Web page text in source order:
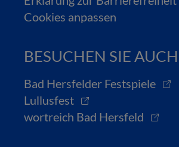
Cookies anpassen
BESUCHEN SIE
Bad Hersfelder Festspiele
Lullusfest
wortreich Bad Hersfeld